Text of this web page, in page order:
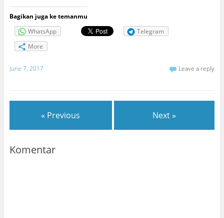
Bagikan juga ke temanmu
WhatsApp
Telegram
More
June 7, 2017 Leave a reply
« Previous Next »
Komentar